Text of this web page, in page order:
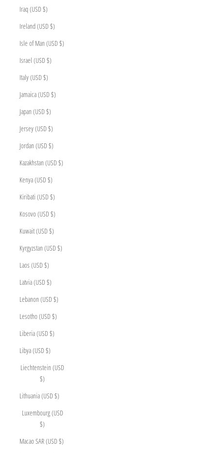
Iraq (USD $)
Ireland (USD $)
Isle of Man (USD $)
Israel (USD $)
Italy (USD $)
Jamaica (USD $)
Japan (USD $)
Jersey (USD $)
Jordan (USD $)
Kazakhstan (USD $)
Kenya (USD $)
Kiribati (USD $)
Kosovo (USD $)
Kuwait (USD $)
Kyrgyzstan (USD $)
Laos (USD $)
Latvia (USD $)
Lebanon (USD $)
Lesotho (USD $)
Liberia (USD $)
Libya (USD $)
Liechtenstein (USD
$)
Lithuania (USD $)
Luxembourg (USD
$)
Macao SAR (USD $)